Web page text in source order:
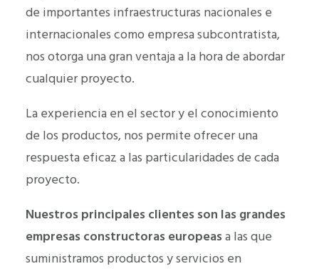
de importantes infraestructuras nacionales e
internacionales como empresa subcontratista,
nos otorga una gran ventaja a la hora de abordar
cualquier proyecto.
La experiencia en el sector y el conocimiento
de los productos, nos permite ofrecer una
respuesta eficaz a las particularidades de cada
proyecto.
Nuestros principales clientes son las grandes
empresas constructoras europeasa las que
suministramos productos y servicios en